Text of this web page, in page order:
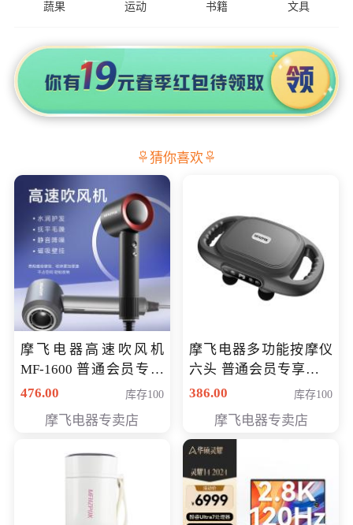
蔬果 运动 书籍 文具
猜你喜欢
摩飞电器高速吹风机
MF-1600 普通会员专享
价298元
476.00 库存100
摩飞电器专卖店
摩飞电器多功能按摩仪
六头 普通会员专享价格
199元
386.00 库存100
摩飞电器专卖店